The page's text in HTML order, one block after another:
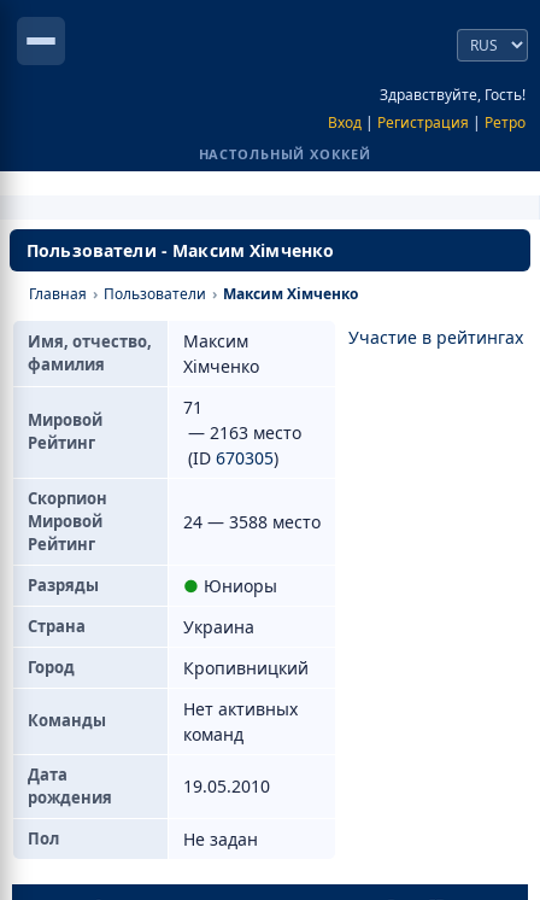
Здравствуйте, Гость!
Вход | Регистрация | Ретро
НАСТОЛЬНЫЙ ХОККЕЙ
Пользователи - Максим Хімченко
Главная › Пользователи › Максим Хімченко
Участие в рейтингах
Имя, отчество,
фамилия
Максим
Хімченко
Мировой
Рейтинг
71
— 2163 место
(ID 670305)
Скорпион
Мировой
Рейтинг
24 — 3588 место
Разряды ● Юниоры
Страна Украина
Город Кропивницкий
Команды
Нет активных
команд
Дата
рождения
19.05.2010
Пол Не задан